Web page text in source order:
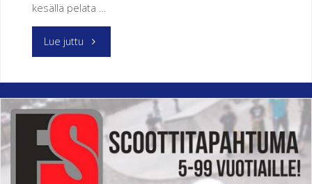
kesällä pelata …
Lue juttu"TENNISKURSSI